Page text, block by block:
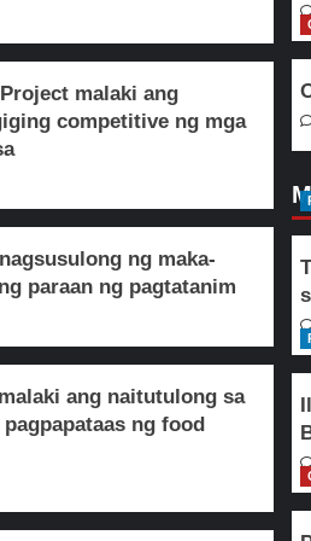
malaki ang
competitive ng mga
ng maka-
paraan ng pagtatanim
ang naitutulong sa
ng food